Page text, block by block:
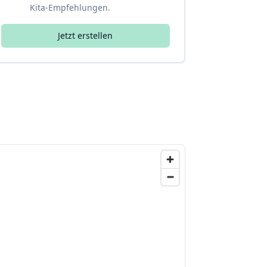
Kita-Empfehlungen.
Jetzt erstellen